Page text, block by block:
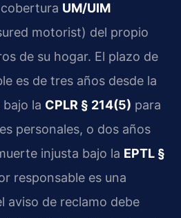
UM/UIM
motorist) del propio
de su hogar. El plazo de
es de tres años desde la
la CPLR § 214(5) para
personales, o dos años
injusta bajo la EPTL §
responsable es una
aviso de reclamo debe